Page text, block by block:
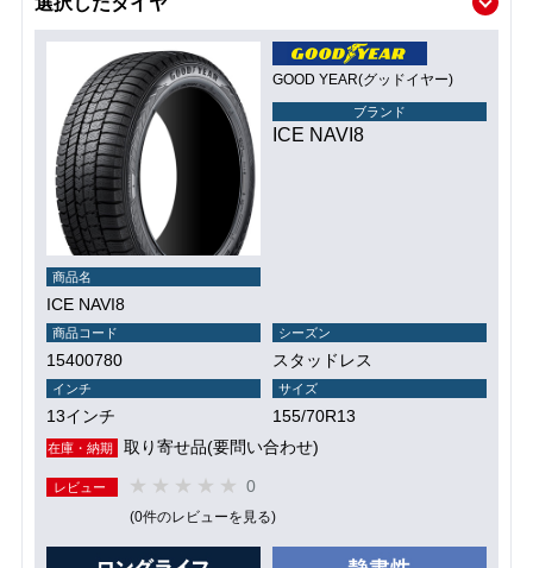
GOOD YEAR(グッドイヤー)
ブランド
ICE NAVI8
商品名
ICE NAVI8
商品コード
15400780
シーズン
スタッドレス
インチ
13インチ
サイズ
155/70R13
在庫・納期 取り寄せ品(要問い合わせ)
レビュー 0
(0件のレビューを見る)